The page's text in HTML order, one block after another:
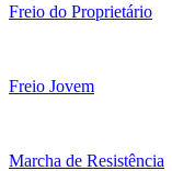
Freio do Proprietário
Freio Jovem
Marcha de Resistência